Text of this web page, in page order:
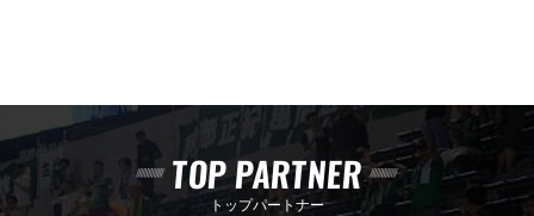
TOP PARTNER
トップパートナー